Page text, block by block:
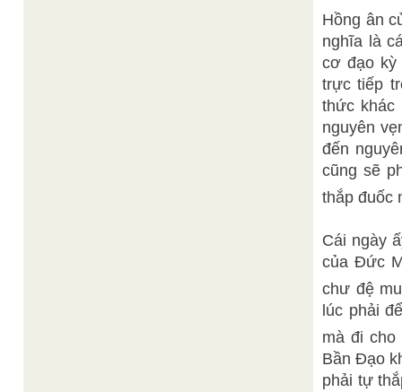
Hồng ân
nghĩa là
cơ đạo kỳ
trực tiếp
thức khác
nguyên
đến
cũng sẽ
thắp đuốc
Cái ngày
của Đức
chư đệ
lúc phải
mà đi
Bần Đạo
phải tự